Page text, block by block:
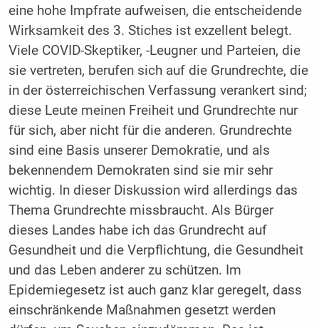
eine hohe Impfrate aufweisen, die entscheidende
Wirksamkeit des 3. Stiches ist exzellent belegt.
Viele COVID-Skeptiker, -Leugner und Parteien, die
sie vertreten, berufen sich auf die Grundrechte, die
in der österreichischen Verfassung verankert sind;
diese Leute meinen Freiheit und Grundrechte nur
für sich, aber nicht für die anderen. Grundrechte
sind eine Basis unserer Demokratie, und als
bekennendem Demokraten sind sie mir sehr
wichtig. In dieser Diskussion wird allerdings das
Thema Grundrechte missbraucht. Als Bürger
dieses Landes habe ich das Grundrecht auf
Gesundheit und die Verpflichtung, die Gesundheit
und das Leben anderer zu schützen. Im
Epidemiegesetz ist auch ganz klar geregelt, dass
einschränkende Maßnahmen gesetzt werden